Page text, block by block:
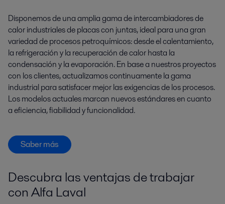
Disponemos de una amplia gama de intercambiadores de
calor industriales de placas con juntas, ideal para una gran
variedad de procesos petroquímicos: desde el calentamiento,
la refrigeración y la recuperación de calor hasta la
condensación y la evaporación. En base a nuestros proyectos
con los clientes, actualizamos continuamente la gama
industrial para satisfacer mejor las exigencias de los procesos.
Los modelos actuales marcan nuevos estándares en cuanto
a eficiencia, fiabilidad y funcionalidad.
Saber más
Descubra las ventajas de trabajar
con Alfa Laval